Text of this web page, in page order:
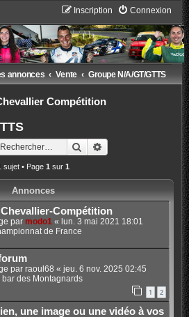
Connexion
Inscription
annonces Vente Groupe N/A/GT/GTTS
Compétition
RechercherRecherche avancée
sujet • Page 1 sur 1
Annonces
Compétition
par modo1« lun. 3 mai 2021 18:01
de France
par raoul68 « jeu. 6 nov. 2025 02:45
bar des Montagnards
1 2
une image ou une vidéo à vos